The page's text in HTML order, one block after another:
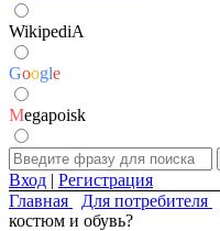
WikipediA
Google
Megapoisk
Вход | Регистрация
Главная
Для потребителя
костюм и обувь?